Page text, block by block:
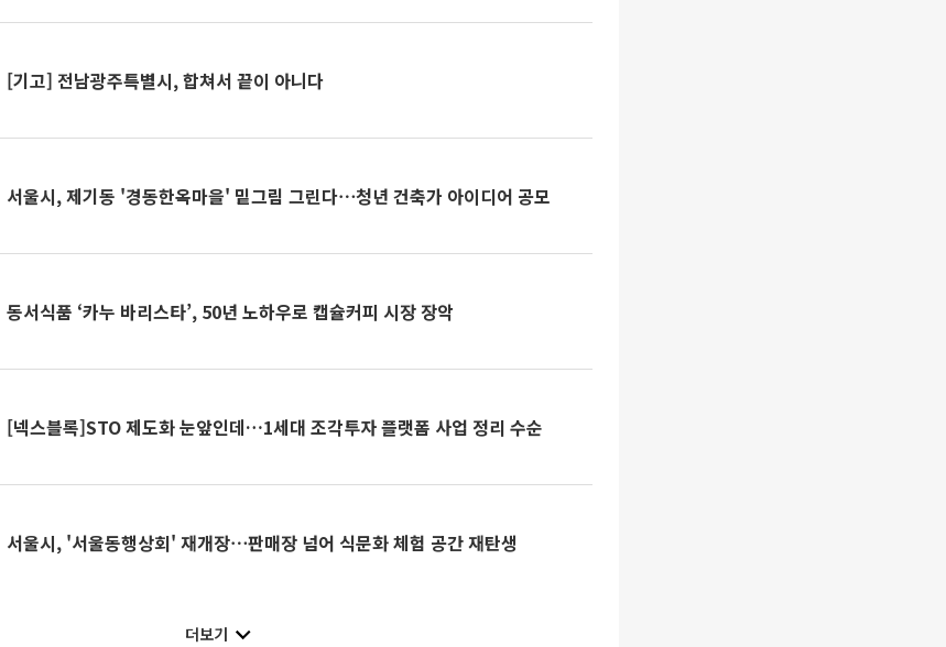
[기고] 전남광주특별시, 합쳐서 끝이 아니다
서울시, 제기동 '경동한옥마을' 밑그림 그린다⋯청년 건축가 아이디어 공모
동서식품 ‘카누 바리스타’, 50년 노하우로 캡슐커피 시장 장악
[넥스블록]STO 제도화 눈앞인데…1세대 조각투자 플랫폼 사업 정리 수순
서울시, '서울동행상회' 재개장⋯판매장 넘어 식문화 체험 공간 재탄생
더보기